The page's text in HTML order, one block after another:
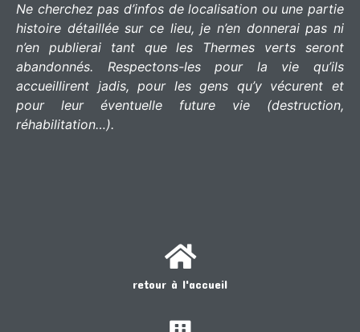
Ne cherchez pas d’infos de localisation ou une partie
histoire détaillée sur ce lieu, je n’en donnerai pas ni
n’en publierai tant que les Thermes verts seront
abandonnés. Respectons-les pour la vie qu’ils
accueillirent jadis, pour les gens qu’y vécurent et
pour leur éventuelle future vie (destruction,
réhabilitation…).
retour à l'accueil